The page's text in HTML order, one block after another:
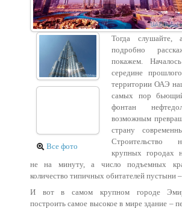
Все фото
Тогда
подробно
покажем.
середине
территории ОАЭ
самых пор
фонтан
возможным
страну
Строительство
крупных городах
не на минуту, а число подъемных
количество типичных обитателей пустыни
И вот в самом крупном городе
построить самое высокое в мире здание –